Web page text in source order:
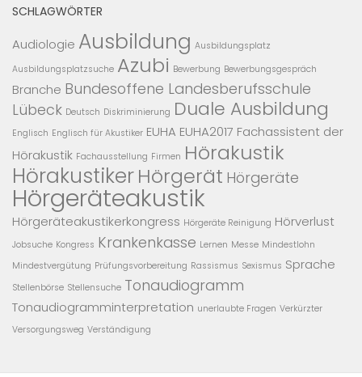
SCHLAGWÖRTER
Audiologie Ausbildung Ausbildungsplatz
Ausbildungsplatzsuche Azubi Bewerbung Bewerbungsgespräch
Branche Bundesoffene Landesberufsschule
Lübeck Deutsch Diskriminierung Duale Ausbildung
Englisch Englisch für Akustiker EUHA EUHA2017 Fachassistent der
Hörakustik Fachausstellung Firmen Hörakustik
HörakustikerHörgerät Hörgeräte
Hörgeräteakustik
Hörgeräteakustikerkongress Hörgeräte Reinigung Hörverlust
Jobsuche Kongress Krankenkasse Lernen Messe Mindestlohn
Mindestvergütung Prüfungsvorbereitung Rassismus Sexismus Sprache
Stellenbörse Stellensuche Tonaudiogramm
Tonaudiogramminterpretation unerlaubte Fragen Verkürzter
Versorgungsweg Verständigung